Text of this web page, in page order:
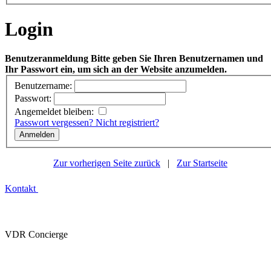
Login
Benutzeranmeldung Bitte geben Sie Ihren Benutzernamen und
Ihr Passwort ein, um sich an der Website anzumelden.
Benutzername:
Passwort:
Angemeldet bleiben:
Passwort vergessen? Nicht registriert?
Zur vorherigen Seite zurück | Zur Startseite
Kontakt
VDR Concierge